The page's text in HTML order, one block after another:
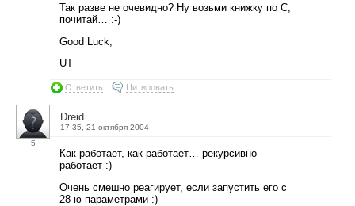
Так разве не очевидно? Ну возьми книжку по С,
почитай… :-)
Good Luck,
UT
Ответить Цитировать
5
Dreid
17:35, 21 октября 2004
Как работает, как работает… рекурсивно
работает :)
Очень смешно реагирует, если запустить его с
28-ю параметрами :)